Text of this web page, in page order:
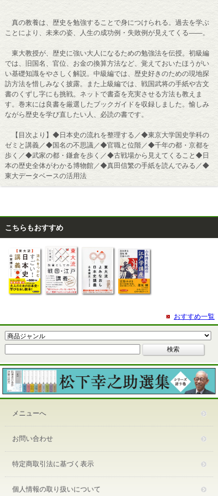
真の教養は、歴史を勉強することで身につけられる。過去を学ぶ
ことにより、未来の姿、人生の成功例・失敗例が見えてくる――。
東大教授が、歴史に強い大人になるための勉強法を伝授。初級編
では、旧国名、官位、お金の換算方法など、覚えておいたほうがい
い基礎知識をやさしく解説。中級編では、歴史好きのための現地探
訪方法を惜しみなく披露。また上級編では、戦国武将の手紙や古文
書のくずし字にも挑戦。ネットで書斎を充実させる方法も教えま
す。巻末には良書を厳選したブックガイドを収録しました。愉しみ
ながら歴史を学び直したい人、必読の書です。
【目次より】◆日本史の流れを整理する／◆東京大学国史学科の
ゼミと講義／◆国名の不思議／◆官職と位階／◆千年の都・京都を
歩く／◆武家の都・鎌倉を歩く／◆古戦場から見えてくること◆日
本の歴史全体がわかる博物館／◆真田信繁の手紙を読んでみる／◆
東大データベースの活用法
こちらもおすすめ
おすすめ一覧
メニューへ
お問い合わせ
特定商取引法に基づく表示
個人情報の取り扱いについて